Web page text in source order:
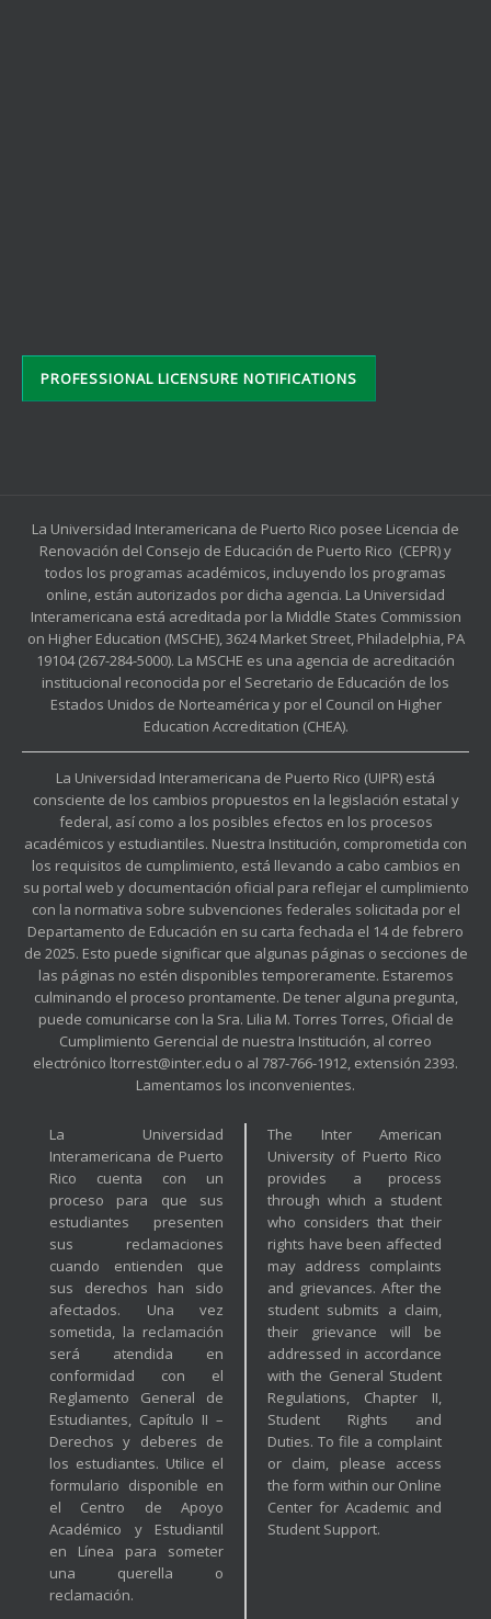
PROFESSIONAL LICENSURE NOTIFICATIONS
La Universidad Interamericana de Puerto Rico posee Licencia de
Renovación del Consejo de Educación de Puerto Rico (CEPR) y
todos los programas académicos, incluyendo los programas
online, están autorizados por dicha agencia. La Universidad
Interamericana está acreditada por la Middle States Commission
on Higher Education (MSCHE), 3624 Market Street, Philadelphia, PA
19104 (267-284-5000). La MSCHE es una agencia de acreditación
institucional reconocida por el Secretario de Educación de los
Estados Unidos de Norteamérica y por el Council on Higher
Education Accreditation (CHEA).
La Universidad Interamericana de Puerto Rico (UIPR) está
consciente de los cambios propuestos en la legislación estatal y
federal, así como a los posibles efectos en los procesos
académicos y estudiantiles. Nuestra Institución, comprometida con
los requisitos de cumplimiento, está llevando a cabo cambios en
su portal web y documentación oficial para reflejar el cumplimiento
con la normativa sobre subvenciones federales solicitada por el
Departamento de Educación en su carta fechada el 14 de febrero
de 2025. Esto puede significar que algunas páginas o secciones de
las páginas no estén disponibles temporeramente. Estaremos
culminando el proceso prontamente. De tener alguna pregunta,
puede comunicarse con la Sra. Lilia M. Torres Torres, Oficial de
Cumplimiento Gerencial de nuestra Institución, al correo
electrónico ltorrest@inter.edu o al 787-766-1912, extensión 2393.
Lamentamos los inconvenientes.
La Universidad
Interamericana de Puerto
Rico cuenta con un
proceso para que sus
estudiantes presenten
sus reclamaciones
cuando entienden que
sus derechos han sido
afectados. Una vez
sometida, la reclamación
será atendida en
conformidad con el
Reglamento General de
Estudiantes, Capítulo II –
Derechos y deberes de
los estudiantes. Utilice el
formulario disponible en
el Centro de Apoyo
Académico y Estudiantil
en Línea para someter
una querella o
reclamación.
The Inter American
University of Puerto Rico
provides a process
through which a student
who considers that their
rights have been affected
may address complaints
and grievances. After the
student submits a claim,
their grievance will be
addressed in accordance
with the General Student
Regulations, Chapter II,
Student Rights and
Duties. To file a complaint
or claim, please access
the form within our Online
Center for Academic and
Student Support.